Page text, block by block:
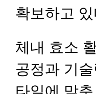
확보하고
체내 효소
공정과 기